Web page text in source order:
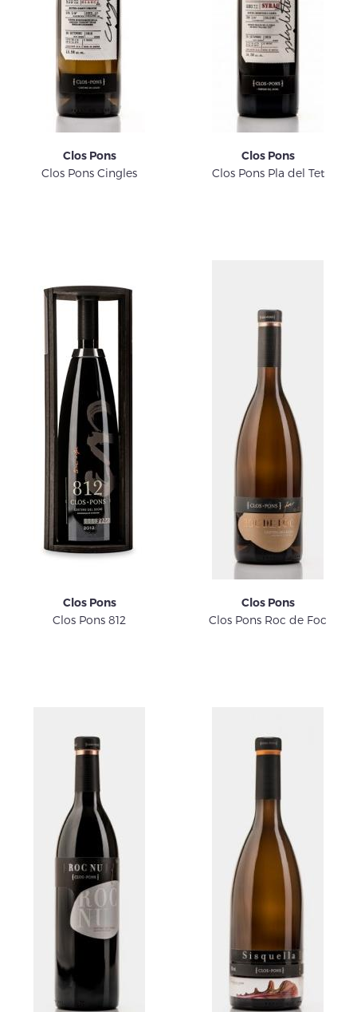
Clos Pons
Clos Pons Cingles
Clos Pons
Clos Pons Pla del Tet
Clos Pons
Clos Pons 812
Clos Pons
Clos Pons Roc de Foc